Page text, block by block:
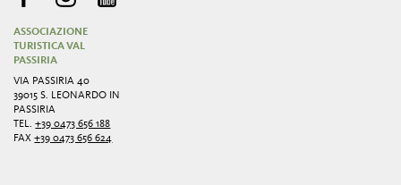
ASSOCIAZIONE
TURISTICA VAL
PASSIRIA
VIA PASSIRIA 40
39015 S. LEONARDO IN
PASSIRIA
TEL.+39 0473 656 188
FAX+39 0473 656 624